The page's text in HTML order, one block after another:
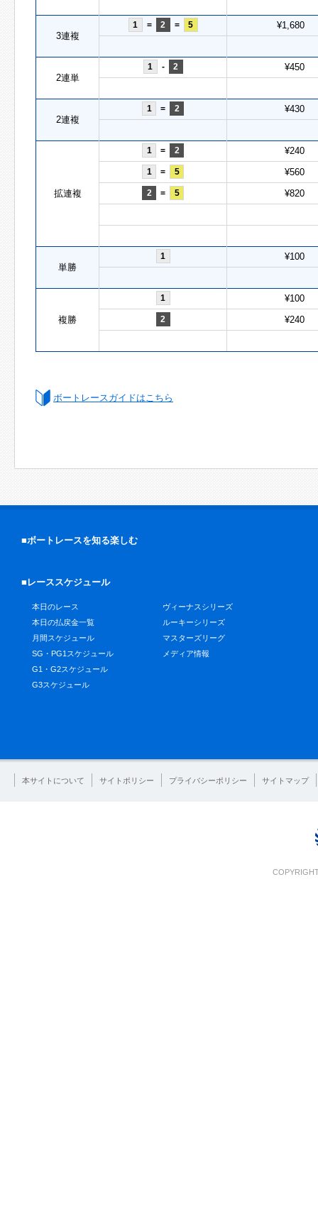
3連複
1 = 2 = 5 ¥1,680
2連単
1 - 2 ¥450
2連複
1 = 2 ¥430
拡連複
1 = 2 ¥240
1 = 5 ¥560
2 = 5 ¥820
単勝
1 ¥100
複勝
1 ¥100
2 ¥240
ボートレースガイドはこちら
■ボートレースを知る楽しむ
■レーススケジュール
本日のレース
本日の払戻金一覧
月間スケジュール
SG・PG1スケジュール
G1・G2スケジュール
G3スケジュール
ヴィーナスシリーズ
ルーキーシリーズ
マスターズリーグ
メディア情報
本サイトについて サイトポリシー プライバシーポリシー サイトマップ